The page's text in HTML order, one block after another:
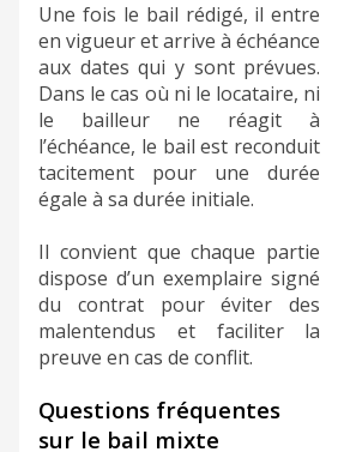
Une fois le bail rédigé, il entre
en vigueur et arrive à échéance
aux dates qui y sont prévues.
Dans le cas où ni le locataire, ni
le bailleur ne réagit à
l’échéance, le bail est reconduit
tacitement pour une durée
égale à sa durée initiale.
Il convient que chaque partie
dispose d’un exemplaire signé
du contrat pour éviter des
malentendus et faciliter la
preuve en cas de conflit.
​Questions fréquentes
sur le bail mixte